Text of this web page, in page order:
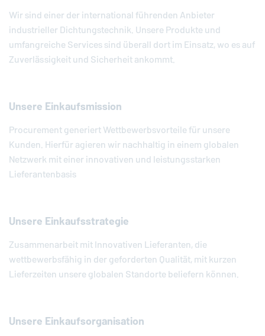
Wir sind einer der international führenden Anbieter
industrieller Dichtungstechnik. Unsere Produkte und
umfangreiche Services sind überall dort im Einsatz, wo es auf
Zuverlässigkeit und Sicherheit ankommt.
Unsere Einkaufsmission
Procurement generiert Wettbewerbsvorteile für unsere
Kunden. Hierfür agieren wir nachhaltig in einem globalen
Netzwerk mit einer innovativen und leistungsstarken
Lieferantenbasis
Unsere Einkaufsstrategie
Zusammenarbeit mit Innovativen Lieferanten, die
wettbewerbsfähig in der geforderten Qualität, mit kurzen
Lieferzeiten unsere globalen Standorte beliefern können.
Unsere Einkaufsorganisation